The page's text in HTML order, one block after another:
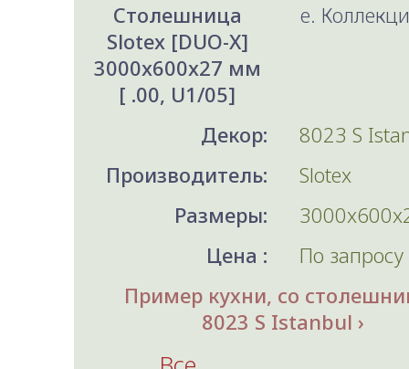
Столешница
Slotex [DUO-X]
3000x600x27 мм
[ .00, U1/05]
e.
Декор:
8023 S
Производитель:
Slotex
Размеры:
Цена :
По запросу
Пример кухни, со
8023 S Istanbul